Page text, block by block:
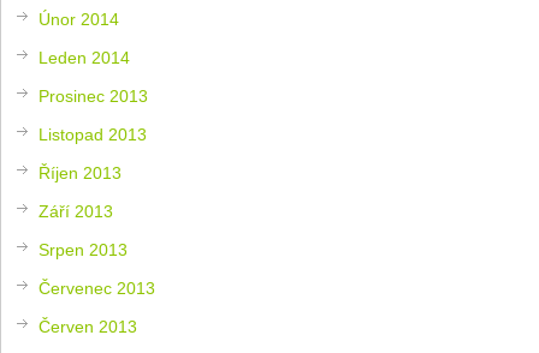
Únor 2014
Leden 2014
Prosinec 2013
Listopad 2013
Říjen 2013
Září 2013
Srpen 2013
Červenec 2013
Červen 2013